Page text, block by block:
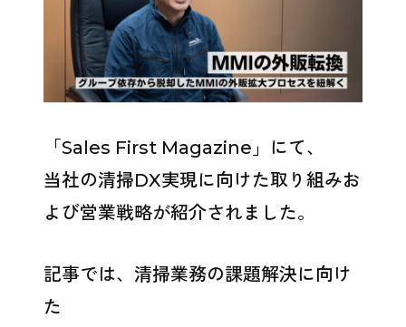
「Sales First Magazine」にて、
当社の清掃DX実現に向けた取り組みお
よび営業戦略が紹介されました。
記事では、清掃業務の課題解決に向け
た